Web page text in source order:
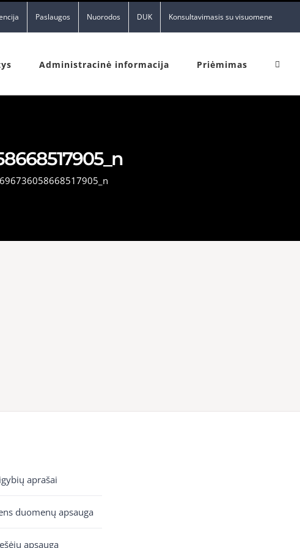
Paslaugos Nuorodos DUK Konsultavimasis su visuomene
Administracinė informacija Priėmimas
aprašai
duomenų apsauga
apsauga